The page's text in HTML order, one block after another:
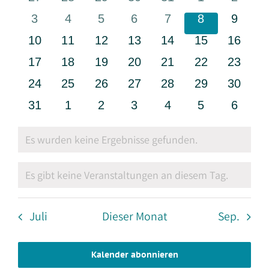
0
3
0
4
0
5
0
Veranstaltungen
6
0
Veranstaltungen
7
0
8
0
9
0
10
0
11
0
12
0
13
0
14
0
15
0
16
0
17
0
18
0
19
0
20
0
21
0
22
0
23
0
24
0
25
0
26
0
27
0
28
0
29
0
30
0
31
0
1
0
2
0
3
0
4
0
5
0
6
Hinweis
Es wurden keine Ergebnisse gefunden.
Hinweis
Es gibt keine Veranstaltungen an diesem Tag.
Juli Dieser Monat Sep.
Kalender abonnieren